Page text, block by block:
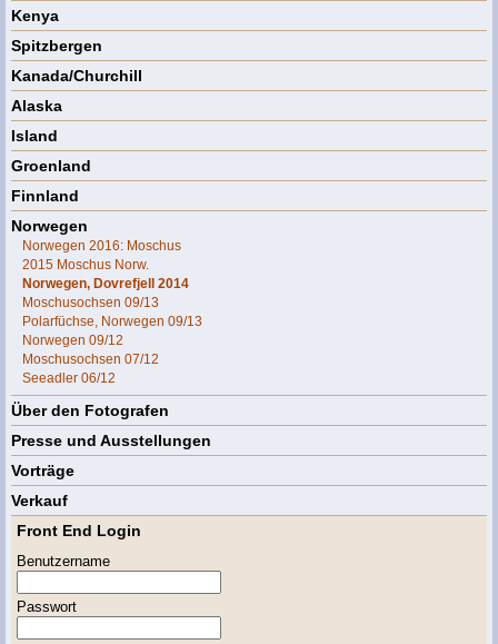
Kenya
Spitzbergen
Kanada/Churchill
Alaska
Island
Groenland
Finnland
Norwegen
Norwegen 2016: Moschus
2015 Moschus Norw.
Norwegen, Dovrefjell 2014
Moschusochsen 09/13
Polarfüchse, Norwegen 09/13
Norwegen 09/12
Moschusochsen 07/12
Seeadler 06/12
Über den Fotografen
Presse und Ausstellungen
Vorträge
Verkauf
Front End Login
Benutzername
Passwort